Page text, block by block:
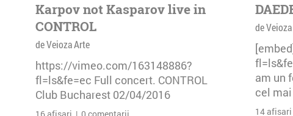
Karpov not Kasparov live in
CONTROL
de Veioza Arte
https://vimeo.com/163148886?
fl=ls&fe=ec Full concert. CONTROL
Club Bucharest 02/04/2016
de
am un
cel
14